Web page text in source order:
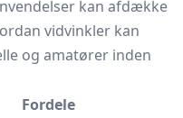
kan afdække
vidvinkler kan
og amatører inden
Fordele